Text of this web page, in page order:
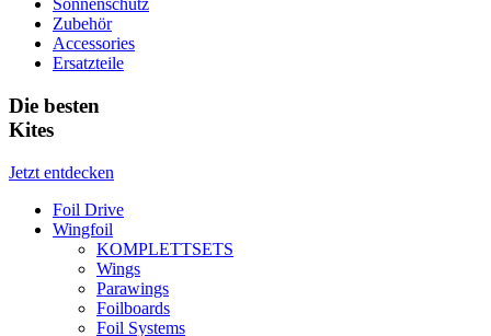
Sonnenschutz
Zubehör
Accessories
Ersatzteile
Die besten
Kites
Jetzt entdecken
Foil Drive
Wingfoil
KOMPLETTSETS
Wings
Parawings
Foilboards
Foil Systems